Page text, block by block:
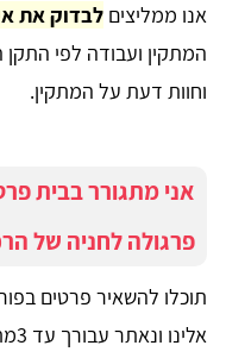
אנו ממליצים לבדוק את
המתקין ועבודה לפי התקן
וחוות דעת על המתקין.
אני מתגורר בבית
פרגולה לחניה של
תוכלו להשאיר פרטים